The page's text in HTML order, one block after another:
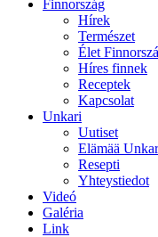
Finnország
Hírek
Természet
Élet
Híres finnek
Receptek
Kapcsolat
Unkari
Uutiset
Elämää
Resepti
Yhteystiedot
Videó
Galéria
Link